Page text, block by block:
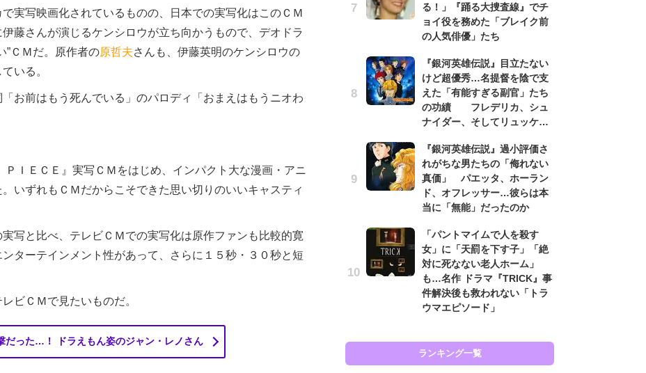
実写映画化されているものの、日本での実写化はこのＣＭ
藤さんが演じるケンシロウが立ち向かうもので、デオドラ
”ＣＭだ。原作者の原哲夫さんも、伊藤英明のケンシロウの
いる。
お前はもう死んでいる」のパロディ「おまえはもうニオわ
ＩＥＣＥ』実写ＣＭをはじめ、インパクト大な漫画・アニ
いずれもＣＭだからこそできた思い切りのいいキャスティ
写と比べ、テレビＣＭでの実写化は原作ファンも比較的寛
ターテインメント性があって、さらに１５秒・３０秒と短
ビＣＭで見たいものだ。
だった…！ ドラえもん姿のジャン・レノさん
る！」『踊る大捜査線』でチ
ョイ役を務めた「ブレイク前
の人気俳優」たち
『銀河英雄伝説』目立たない
けど超優秀…名提督を陰で支
えた「有能すぎる副官」たち
の功績 フレデリカ、シュ
ナイダー、そしてリュッケ…
『銀河英雄伝説』過小評価さ
れがちな男たちの「侮れない
真価」 パエッタ、ホーラン
ド、オフレッサー…彼らは本
当に「無能」だったのか
「パントマイムで人を殺す
女」に「天罰を下す子」「絶
対に死なない老人ホーム」
も…名作 ドラマ『TRICK』事
件解決後も救われない「トラ
ウマエピソード」
ランキング一覧